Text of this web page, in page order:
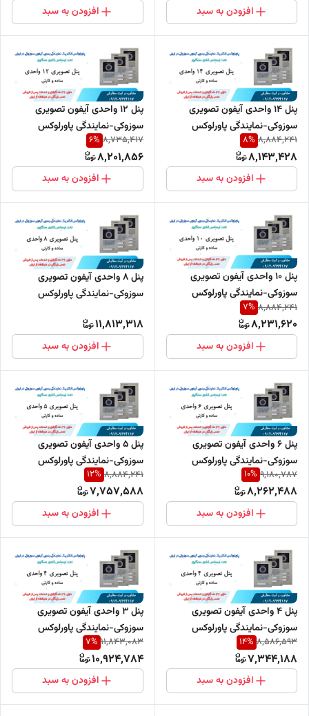
افزودن به سبد افزودن به سبد
پنل 14 واحدی آیفون تصویری
سوزوکی-نمایندگی پاورلوکس
8,884,241
8%
8,143,428
افزودن به سبد
پنل 12 واحدی آیفون تصویری
سوزوکی-نمایندگی پاورلوکس
8,735,417
6%
8,201,856
افزودن به سبد
پنل 10 واحدی آیفون تصویری
سوزوکی-نمایندگی پاورلوکس
8,884,241
7%
8,231,620
افزودن به سبد
پنل 8 واحدی آیفون تصویری
سوزوکی-نمایندگی پاورلوکس
11,813,318
افزودن به سبد
پنل 6 واحدی آیفون تصویری
سوزوکی-نمایندگی پاورلوکس
9,180,787
10%
8,262,488
افزودن به سبد
پنل 5 واحدی آیفون تصویری
سوزوکی-نمایندگی پاورلوکس
8,884,241
12%
7,757,588
افزودن به سبد
پنل 4 واحدی آیفون تصویری
سوزوکی-نمایندگی پاورلوکس
8,586,593
14%
7,344,188
افزودن به سبد
پنل 3 واحدی آیفون تصویری
سوزوکی-نمایندگی پاورلوکس
11,843,083
7%
10,924,784
افزودن به سبد